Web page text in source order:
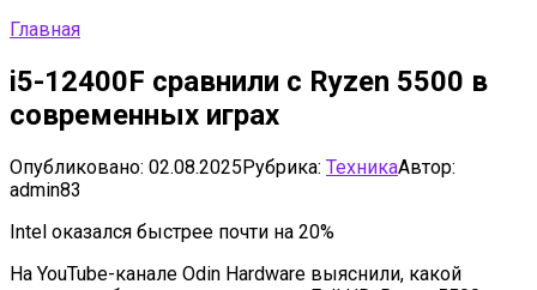
Главная
i5-12400F сравнили с Ryzen 5500 в
современных играх
Опубликовано: 02.08.2025Рубрика: ТехникаАвтор:
admin83
Intel оказался быстрее почти на 20%
На YouTube-канале Odin Hardware выяснили, какой